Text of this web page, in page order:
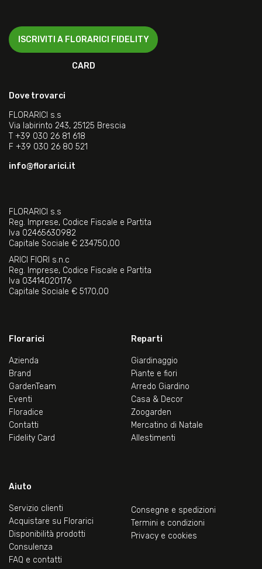
ISCRIVITI A FLORARICI FIDELITY
CARD
Dove trovarci
FLORARICI s.s
Via labirinto 243, 25125 Brescia
T +39 030 26 81 618
F +39 030 26 80 521
info@florarici.it
FLORARICI s.s
Reg. Imprese, Codice Fiscale e Partita
Iva 02465630982
Capitale Sociale € 234750,00
ARICI FIORI s.n.c
Reg. Imprese, Codice Fiscale e Partita
Iva 03414020176
Capitale Sociale € 5170,00
Florarici
Azienda
Brand
GardenTeam
Eventi
Floradice
Contatti
Fidelity Card
Reparti
Giardinaggio
Piante e fiori
Arredo Giardino
Casa & Decor
Zoogarden
Mercatino di Natale
Allestimenti
Aiuto
Servizio clienti
Acquistare su Florarici
Disponibilità prodotti
Consulenza
FAQ e contatti
Consegne e spedizioni
Termini e condizioni
Privacy e cookies